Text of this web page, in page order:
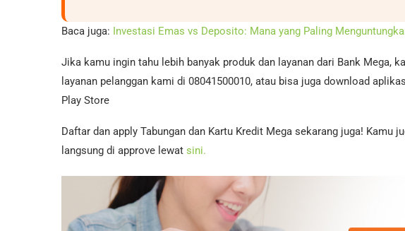
Baca juga: Investasi Emas vs Deposito: Mana yang Paling
Jika kamu ingin tahu lebih banyak produk dan layanan dari Bank Mega,
layanan pelanggan kami di 08041500010, atau bisa juga download
Play Store
Daftar dan apply Tabungan dan Kartu Kredit Mega sekarang juga! Kamu
langsung di approve lewat sini.